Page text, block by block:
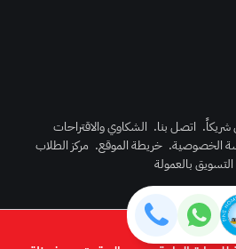
. اتصل بنا. الشكاوي والاقتراحات
الخصوصية. خريطة الموقع. مركز الطلاب
التسويق بالعمولة